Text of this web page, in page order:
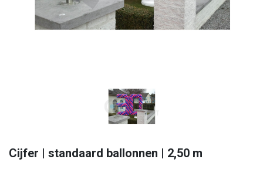
Cijfer | standaard ballonnen | 2,50 m